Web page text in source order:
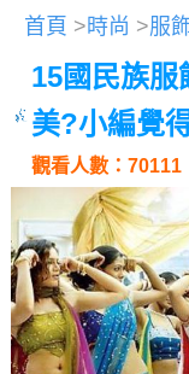
首頁 >時尚 >服
15國民族服
美?小編覺
觀看人數：70111